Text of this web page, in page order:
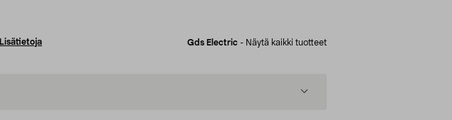
Lisätietoja Gds Electric - Näytä kaikki tuotteet